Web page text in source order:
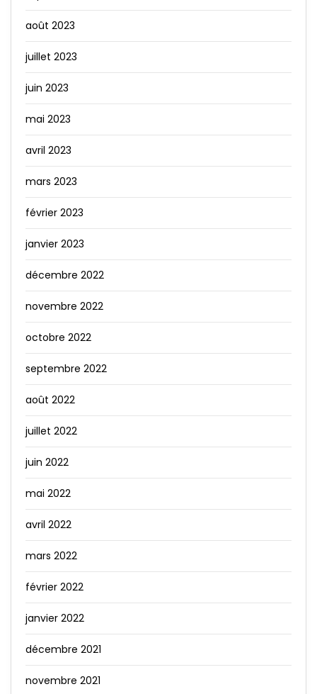
août 2023
juillet 2023
juin 2023
mai 2023
avril 2023
mars 2023
février 2023
janvier 2023
décembre 2022
novembre 2022
octobre 2022
septembre 2022
août 2022
juillet 2022
juin 2022
mai 2022
avril 2022
mars 2022
février 2022
janvier 2022
décembre 2021
novembre 2021